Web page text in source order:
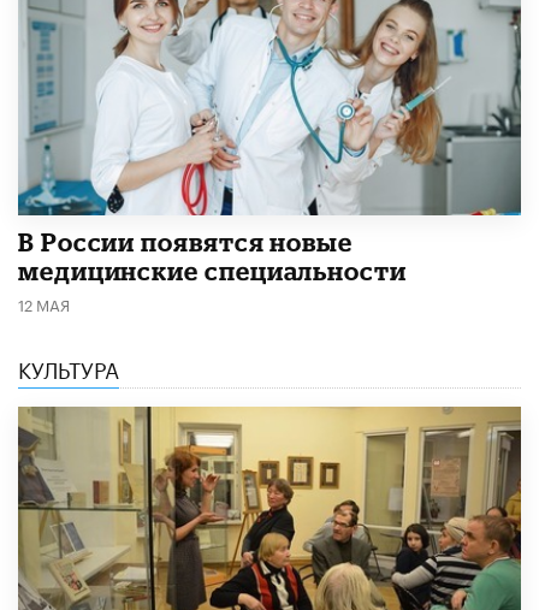
В России появятся новые
медицинские специальности
12 МАЯ
КУЛЬТУРА